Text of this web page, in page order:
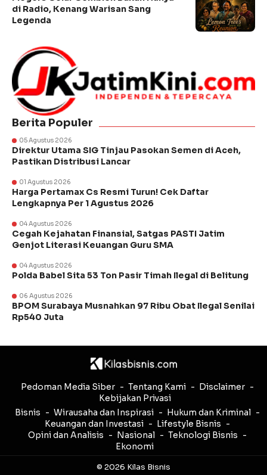
di Radio, Kenang Warisan Sang
Legenda
Berita Populer
05 Agustus 2026
Direktur Utama SIG Tinjau Pasokan Semen di Aceh,
Pastikan Distribusi Lancar
01 Agustus 2026
Harga Pertamax Cs Resmi Turun! Cek Daftar
Lengkapnya Per 1 Agustus 2026
04 Agustus 2026
Cegah Kejahatan Finansial, Satgas PASTI Jatim
Genjot Literasi Keuangan Guru SMA
04 Agustus 2026
Polda Babel Sita 53 Ton Pasir Timah Ilegal di Belitung
06 Agustus 2026
BPOM Surabaya Musnahkan 97 Ribu Obat Ilegal Senilai
Rp540 Juta
Pedoman Media Siber Tentang Kami
Disclaimer
Kebijakan Privasi
Bisnis
Wirausaha dan Inspirasi
Hukum dan Kriminal
Keuangan dan Investasi
Lifestyle Bisnis
Opini dan Analisis
Nasional
Teknologi Bisnis
Ekonomi
© 2026 Kilas Bisnis